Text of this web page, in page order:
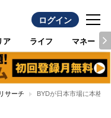
ログイン
ア ライフ マネー
サーチ BYDが日本市場に本格